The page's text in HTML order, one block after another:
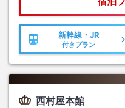
新幹線・JR
付きプラン
西村屋本館